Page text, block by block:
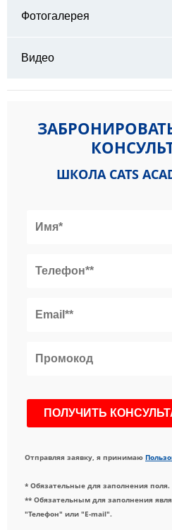
Фотогалерея
Видео
ШКОЛА CATS
Отправляя заявку, я принимаю
* Обязательные для заполнения поля.
** Обязательным для заполнения
"Телефон" или "E-mail".